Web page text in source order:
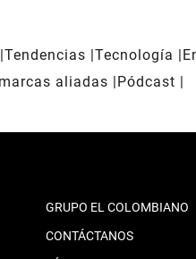
Tendencias Tecnología
aliadas
Pódcast
GRUPO EL COLOMBIANO
CONTÁCTANOS